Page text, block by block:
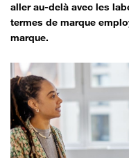
aller au-delà avec les
termes de marque
marque.